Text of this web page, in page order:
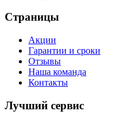
Страницы
Акции
Гарантии и сроки
Отзывы
Наша команда
Контакты
Лучший сервис